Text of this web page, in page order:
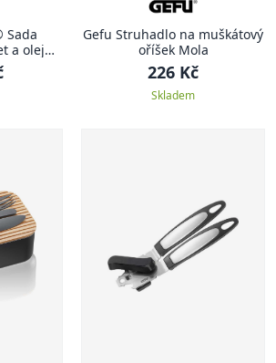
Sada
a olej
Gefu Struhadlo na muškátový
oříšek Mola
226 Kč
Skladem